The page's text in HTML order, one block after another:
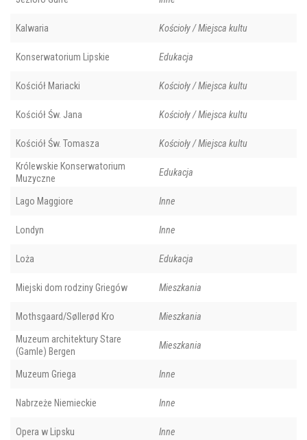
Kalwaria Kościoły / Miejsca kultu
Konserwatorium Lipskie Edukacja
Kościół Mariacki Kościoły / Miejsca kultu
Kościół Św. Jana Kościoły / Miejsca kultu
Kościół Św. Tomasza Kościoły / Miejsca kultu
Królewskie Konserwatorium
Muzyczne
Edukacja
Lago Maggiore Inne
Londyn Inne
Loża Edukacja
Miejski dom rodziny Griegów Mieszkania
Mothsgaard/Søllerød Kro Mieszkania
Muzeum architektury Stare
(Gamle) Bergen
Mieszkania
Muzeum Griega Inne
Nabrzeże Niemieckie Inne
Opera w Lipsku Inne